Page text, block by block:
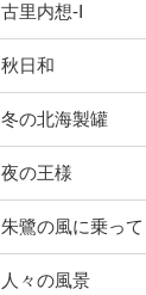
古里内想-Ⅰ
秋日和
冬の北海製罐
夜の王様
朱鷺の風に乗って
人々の風景